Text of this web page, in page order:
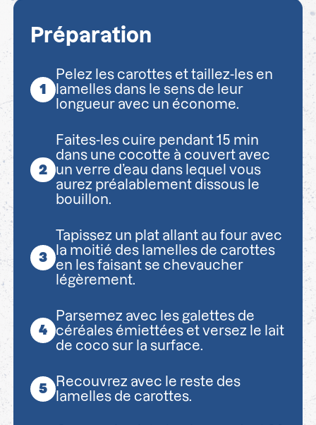
Préparation
Pelez les carottes et taillez-les en
lamelles dans le sens de leur
longueur avec un économe.
Faites-les cuire pendant 15 min
dans une cocotte à couvert avec
un verre d’eau dans lequel vous
aurez préalablement dissous le
bouillon.
Tapissez un plat allant au four avec
la moitié des lamelles de carottes
en les faisant se chevaucher
légèrement.
Parsemez avec les galettes de
céréales émiettées et versez le lait
de coco sur la surface.
Recouvrez avec le reste des
lamelles de carottes.